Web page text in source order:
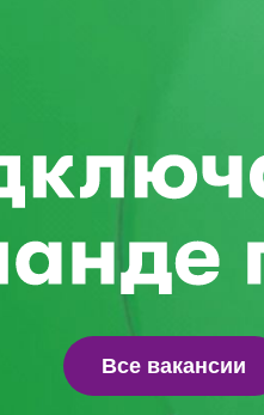
Все вакансии